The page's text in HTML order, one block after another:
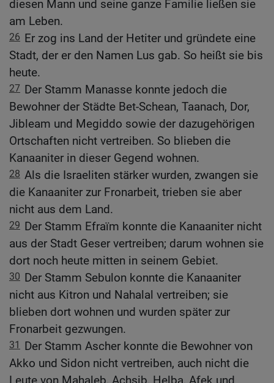
diesen Mann und seine ganze Familie ließen sie
am Leben.
26 Er zog ins Land der Hetiter und gründete eine
Stadt, der er den Namen Lus gab. So heißt sie bis
heute.
27 Der Stamm Manasse konnte jedoch die
Bewohner der Städte Bet-Schean, Taanach, Dor,
Jibleam und Megiddo sowie der dazugehörigen
Ortschaften nicht vertreiben. So blieben die
Kanaaniter in dieser Gegend wohnen.
28 Als die Israeliten stärker wurden, zwangen sie
die Kanaaniter zur Fronarbeit, trieben sie aber
nicht aus dem Land.
29 Der Stamm Efraïm konnte die Kanaaniter nicht
aus der Stadt Geser vertreiben; darum wohnen sie
dort noch heute mitten in seinem Gebiet.
30 Der Stamm Sebulon konnte die Kanaaniter
nicht aus Kitron und Nahalal vertreiben; sie
blieben dort wohnen und wurden später zur
Fronarbeit gezwungen.
31
Der Stamm Ascher konnte die Bewohner von
Akko und Sidon nicht vertreiben, auch nicht die